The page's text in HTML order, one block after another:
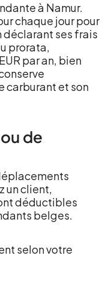
à Namur.
chaque jour pour
déclarant ses frais
prorata,
par an, bien
carburant et son
de
un client,
déductibles
belges.
selon votre